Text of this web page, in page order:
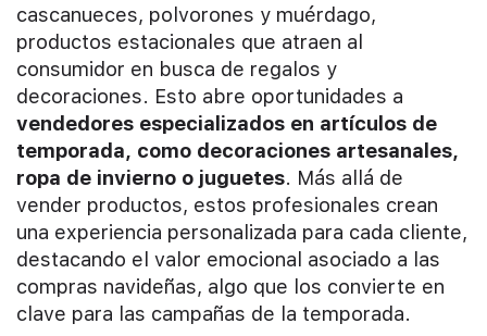
cascanueces, polvorones y muérdago,
productos estacionales que atraen al
consumidor en busca de regalos y
decoraciones. Esto abre oportunidades a
vendedores especializados en artículos de
temporada, como decoraciones artesanales,
ropa de invierno o juguetes. Más allá de
vender productos, estos profesionales crean
una experiencia personalizada para cada cliente,
destacando el valor emocional asociado a las
compras navideñas, algo que los convierte en
clave para las campañas de la temporada.